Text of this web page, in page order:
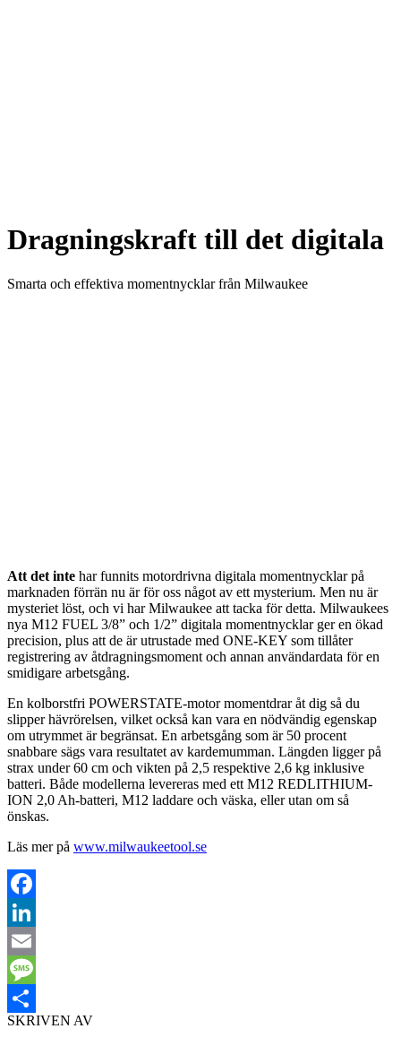
Dragningskraft till det digitala
Smarta och effektiva momentnycklar från Milwaukee
Att det inte har funnits motordrivna digitala momentnycklar på
marknaden förrän nu är för oss något av ett mysterium. Men nu är
mysteriet löst, och vi har Milwaukee att tacka för detta. Milwaukees
nya M12 FUEL 3/8” och 1/2” digitala momentnycklar ger en ökad
precision, plus att de är utrustade med ONE-KEY som tillåter
registrering av åtdragningsmoment och annan användardata för en
smidigare arbetsgång.
En kolborstfri POWERSTATE-motor momentdrar åt dig så du
slipper hävrörelsen, vilket också kan vara en nödvändig egenskap
om utrymmet är begränsat. En arbetsgång som är 50 procent
snabbare sägs vara resultatet av kardemumman. Längden ligger på
strax under 60 cm och vikten på 2,5 respektive 2,6 kg inklusive
batteri. Både modellerna levereras med ett M12 REDLITHIUM-
ION 2,0 Ah-batteri, M12 laddare och väska, eller utan om så
önskas.
Läs mer på www.milwaukeetool.se
Facebook
LinkedIn
Email
Message
Dela
SKRIVEN AV